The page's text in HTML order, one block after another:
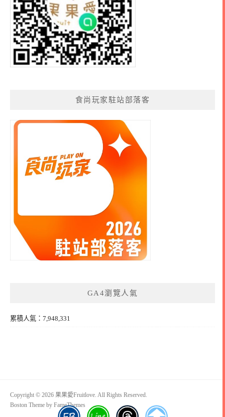
食尚玩家駐站部落客
GA4瀏覽人氣
累積人氣：7,948,331
Copyright © 2026 果果愛Fruitlove. All Rights Reserved.
Boston Theme by FameThemes